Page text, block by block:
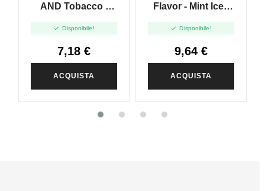
AND Tobacco -
 Disponibile!
7,18 €
ACQUISTA
Flavor - Mint Ice -
 Disponibile!
9,64 €
ACQUISTA